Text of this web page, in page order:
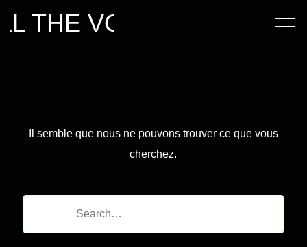
THE VOID
Il semble que nous ne pouvons trouver ce que vous
cherchez.